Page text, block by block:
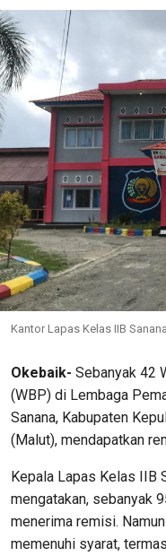
Kantor Lapas Kelas IIB
Okebaik- Sebanyak 42
(WBP) di Lembaga
Sanana, Kabupaten
(Malut), mendapatkan
Kepala Lapas Kelas IIB
mengatakan, sebanyak
menerima remisi.
memenuhi syarat,